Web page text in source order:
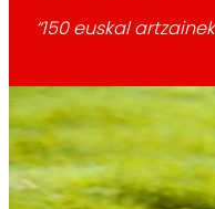
“150 euskal